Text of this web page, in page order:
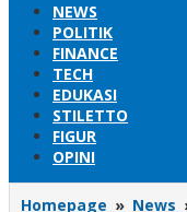
NEWS
POLITIK
FINANCE
TECH
EDUKASI
STILETTO
FIGUR
OPINI
Homepage » News